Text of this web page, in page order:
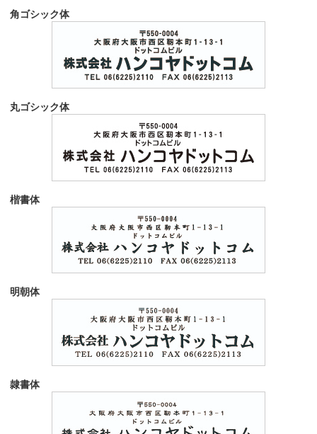
角ゴシック体
丸ゴシック体
楷書体
明朝体
隷書体